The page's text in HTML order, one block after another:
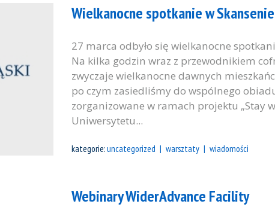
Wielkanocne spotkanie w Skansenie
27 marca odbyło się wielkanocne
Na kilka godzin wraz z przewodnikiem
zwyczaje wielkanocne dawnych
po czym zasiedliśmy do wspólnego
zorganizowane w ramach projektu „Stay
Uniwersytetu...
kategorie:uncategorized warsztaty wiadomości
Webinary WiderAdvance Facility